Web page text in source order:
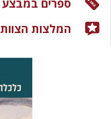
ספרים במבצע
המלצות הצוות